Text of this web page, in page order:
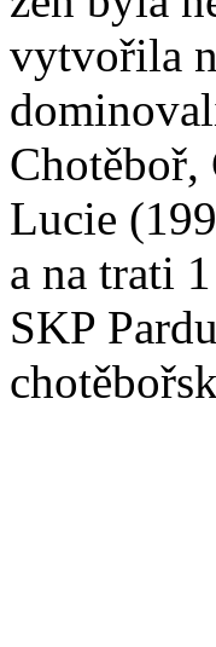
vytvořila
Lucie
a na trati
SKP